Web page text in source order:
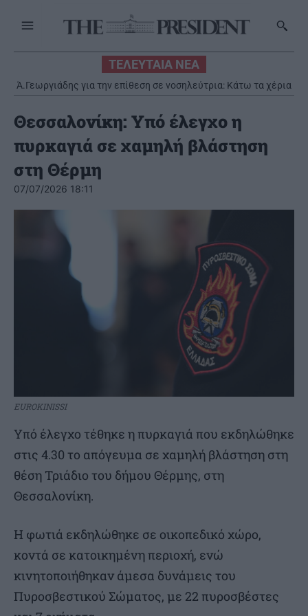
ΤΕΛΕΥΤΑΙΑ ΝΕΑ
Ά.Γεωργιάδης για την επίθεση σε νοσηλεύτρια: Κάτω τα χέρια
από το προσωπικό του ΕΣΥ
Θεσσαλονίκη: Υπό έλεγχο η
πυρκαγιά σε χαμηλή βλάστηση
στη Θέρμη
07/07/2026 18:11
EUROKINISSI
Υπό έλεγχο τέθηκε η πυρκαγιά που εκδηλώθηκε
στις 4.30 το απόγευμα σε χαμηλή βλάστηση στη
θέση Τριάδιο του δήμου Θέρμης, στη
Θεσσαλονίκη.
Η φωτιά εκδηλώθηκε σε οικοπεδικό χώρο,
κοντά σε κατοικημένη περιοχή, ενώ
κινητοποιήθηκαν άμεσα δυνάμεις του
Πυροσβεστικού Σώματος, με 22 πυροσβέστες